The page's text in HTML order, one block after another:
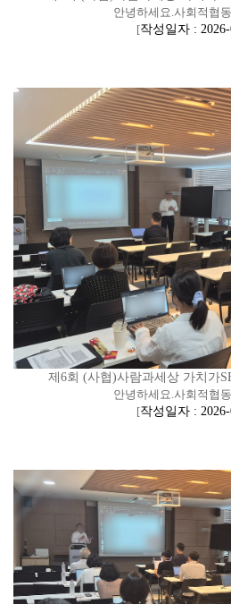
안녕하세요.사회적협
[작성일자 : 2026-
제6회 (사협)사람과세상 가치가
안녕하세요.사회적협
[작성일자 :